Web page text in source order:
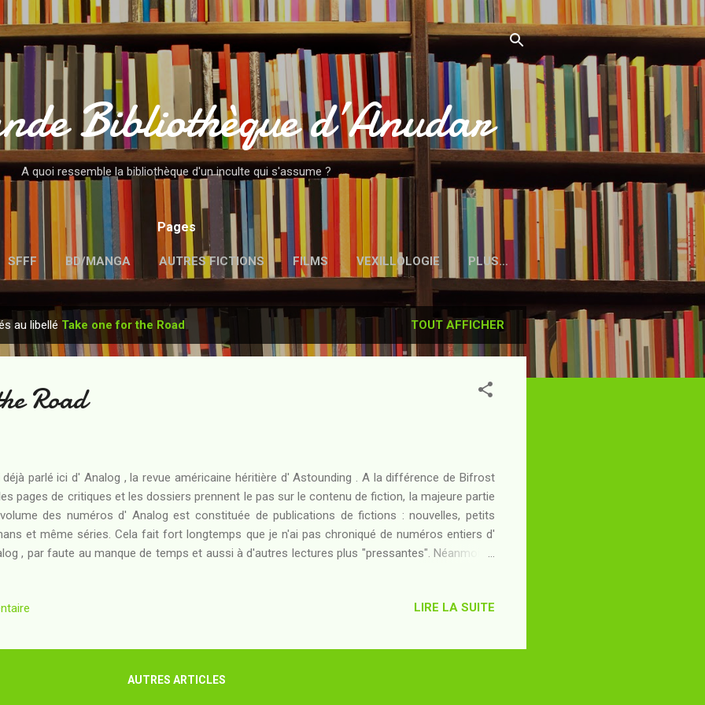
Accéder au contenu principal
Bibliothèque d’Anudar
A quoi ressemble la bibliothèque d'un inculte qui s'assume ?
Pages
SFFF BD/MANGA AUTRES FICTIONS FILMS VEXILLOLOGIE PLUS…
MENTIONS LÉGALES
au libellé Take one for the Road TOUT AFFICHER
Road
déjà parlé ici d' Analog , la revue américaine héritière d' Astounding . A la différence de Bifrost
pages de critiques et les dossiers prennent le pas sur le contenu de fiction, la majeure partie
des numéros d' Analog est constituée de publications de fictions : nouvelles, petits
et même séries. Cela fait fort longtemps que je n'ai pas chroniqué de numéros entiers d'
, par faute au manque de temps et aussi à d'autres lectures plus "pressantes". Néanmoins,
dans le numéro de Juin 2011. Résumé : Rick a un voisin, Simon, un vieil homme tranquille
sur Mercure - celle qui est partie avec qu...
LIRE LA SUITE
AUTRES ARTICLES